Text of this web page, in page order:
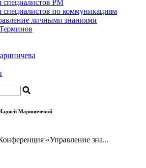
специалистов PM
специалистов по коммуникациям
личными знаниями
Мариничевой
«Управление зна...